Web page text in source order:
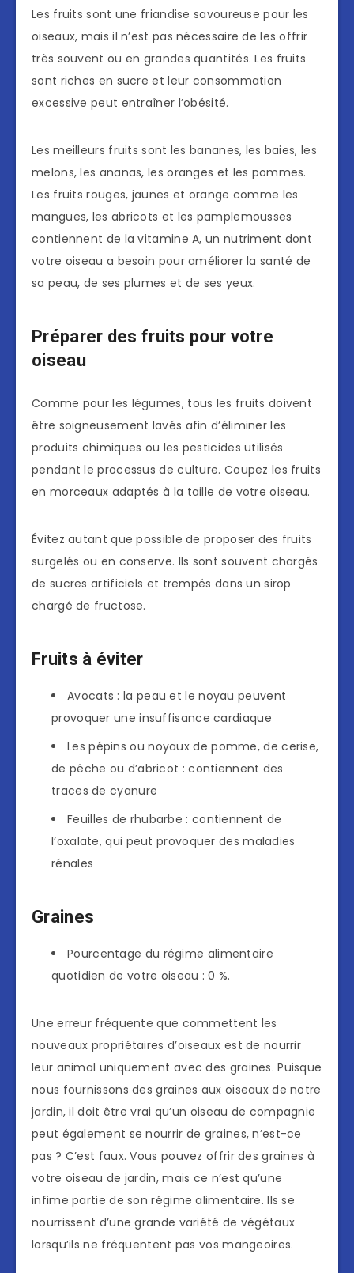
Les fruits sont une friandise savoureuse pour les
oiseaux, mais il n’est pas nécessaire de les offrir
très souvent ou en grandes quantités. Les fruits
sont riches en sucre et leur consommation
excessive peut entraîner l’obésité.
Les meilleurs fruits sont les bananes, les baies, les
melons, les ananas, les oranges et les pommes.
Les fruits rouges, jaunes et orange comme les
mangues, les abricots et les pamplemousses
contiennent de la vitamine A, un nutriment dont
votre oiseau a besoin pour améliorer la santé de
sa peau, de ses plumes et de ses yeux.
Préparer des fruits pour votre
oiseau
Comme pour les légumes, tous les fruits doivent
être soigneusement lavés afin d’éliminer les
produits chimiques ou les pesticides utilisés
pendant le processus de culture. Coupez les fruits
en morceaux adaptés à la taille de votre oiseau.
Évitez autant que possible de proposer des fruits
surgelés ou en conserve. Ils sont souvent chargés
de sucres artificiels et trempés dans un sirop
chargé de fructose.
Fruits à éviter
Avocats : la peau et le noyau peuvent
provoquer une insuffisance cardiaque
Les pépins ou noyaux de pomme, de cerise,
de pêche ou d’abricot : contiennent des
traces de cyanure
Feuilles de rhubarbe : contiennent de
l’oxalate, qui peut provoquer des maladies
rénales
Graines
Pourcentage du régime alimentaire
quotidien de votre oiseau : 0 %.
Une erreur fréquente que commettent les
nouveaux propriétaires d’oiseaux est de nourrir
leur animal uniquement avec des graines. Puisque
nous fournissons des graines aux oiseaux de notre
jardin, il doit être vrai qu’un oiseau de compagnie
peut également se nourrir de graines, n’est-ce
pas ? C’est faux. Vous pouvez offrir des graines à
votre oiseau de jardin, mais ce n’est qu’une
infime partie de son régime alimentaire. Ils se
nourrissent d’une grande variété de végétaux
lorsqu’ils ne fréquentent pas vos mangeoires.